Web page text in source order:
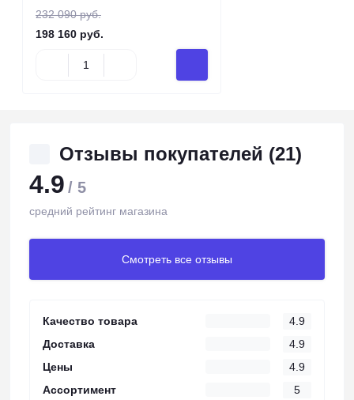
232 090 руб.
198 160 руб.
Отзывы покупателей (21)
4.9 / 5
средний рейтинг магазина
Смотреть все отзывы
Качество товара
4.9
Доставка
4.9
Цены
4.9
Ассортимент
5